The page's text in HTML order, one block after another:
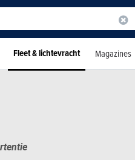
Fleet & lichtevracht Magazines